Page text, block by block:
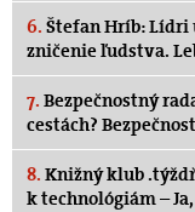
6. Štefan Hríb:
zničenie ľudstva.
7. Bezpečnostný
cestách?
8. Knižný klub
k technológiám –